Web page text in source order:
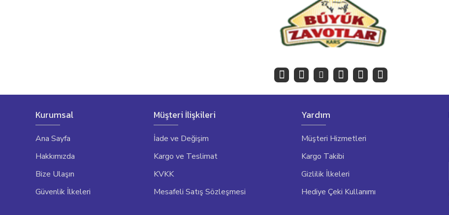
Kurumsal
Ana Sayfa
Hakkımızda
Bize Ulaşın
Güvenlik İlkeleri
Müşteri İlişkileri
İade ve Değişim
Kargo ve Teslimat
KVKK
Mesafeli Satış Sözleşmesi
Yardım
Müşteri Hizmetleri
Kargo Takibi
Gizlilik İlkeleri
Hediye Çeki Kullanımı